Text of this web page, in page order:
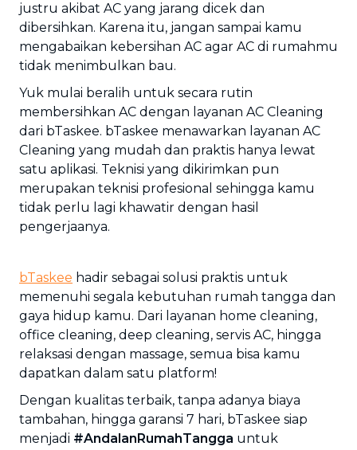
justru akibat AC yang jarang dicek dan
dibersihkan. Karena itu, jangan sampai kamu
mengabaikan kebersihan AC agar AC di rumahmu
tidak menimbulkan bau.
Yuk mulai beralih untuk secara rutin
membersihkan AC dengan layanan AC Cleaning
dari bTaskee. bTaskee menawarkan layanan AC
Cleaning yang mudah dan praktis hanya lewat
satu aplikasi. Teknisi yang dikirimkan pun
merupakan teknisi profesional sehingga kamu
tidak perlu lagi khawatir dengan hasil
pengerjaanya.
bTaskee hadir sebagai solusi praktis untuk
memenuhi segala kebutuhan rumah tangga dan
gaya hidup kamu. Dari layanan home cleaning,
office cleaning, deep cleaning, servis AC, hingga
relaksasi dengan massage, semua bisa kamu
dapatkan dalam satu platform!
Dengan kualitas terbaik, tanpa adanya biaya
tambahan, hingga garansi 7 hari, bTaskee siap
menjadi #AndalanRumahTangga untuk